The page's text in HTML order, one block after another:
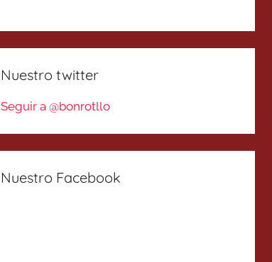
Nuestro twitter
Seguir a @bonrotllo
Nuestro Facebook